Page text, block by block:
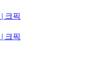
크픽
크픽